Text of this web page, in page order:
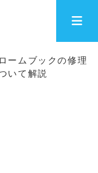
ームブックの修理
いて解説